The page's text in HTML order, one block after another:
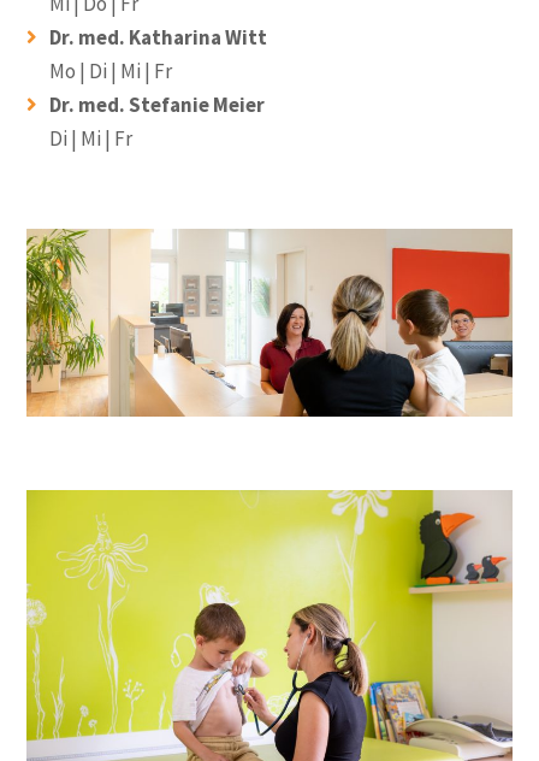
Dr. med. Katharina Witt
Mo | Di | Mi | Fr
Dr. med. Stefanie Meier
Di | Mi | Fr